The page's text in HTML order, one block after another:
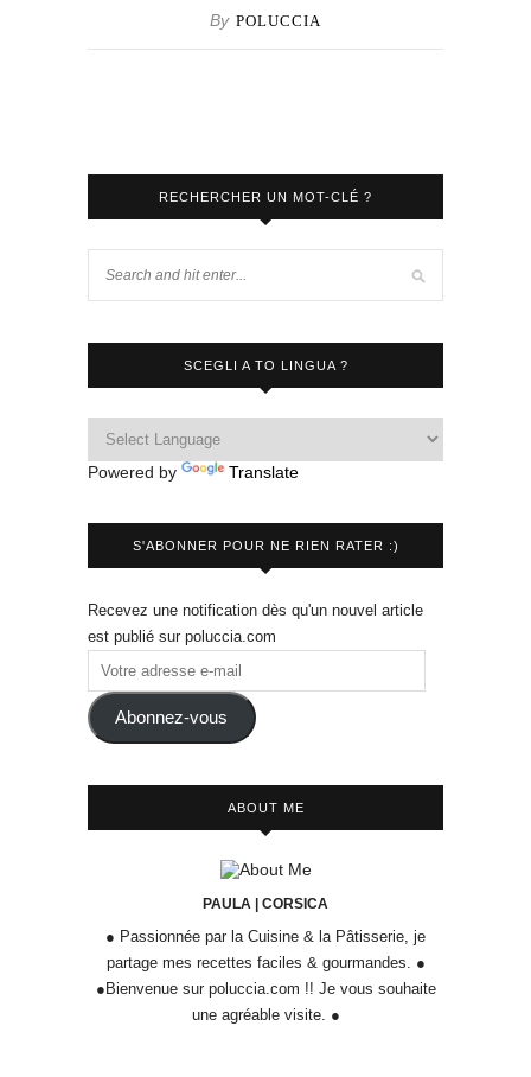
By POLUCCIA
RECHERCHER UN MOT-CLÉ ?
SCEGLI A TO LINGUA ?
Powered by Translate
S'ABONNER POUR NE RIEN RATER :)
Recevez une notification dès qu'un nouvel article
est publié sur poluccia.com
Abonnez-vous
ABOUT ME
PAULA | CORSICA
● Passionnée par la Cuisine & la Pâtisserie, je
partage mes recettes faciles & gourmandes. ●
●Bienvenue sur poluccia.com !! Je vous souhaite
une agréable visite. ●